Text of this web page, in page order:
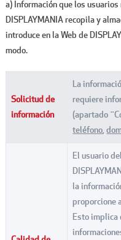
a) Información que los
DISPLAYMANIA recopila y
introduce en la Web de
modo.
Solicitud de
información
La
requiere
(apartado
teléfono,
El usuario
la
proporcione
Esto implica